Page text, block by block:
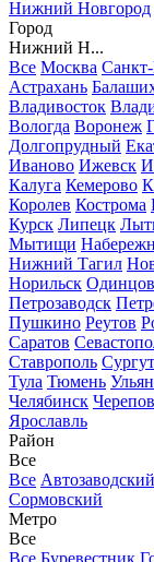
Нижний Новгород
Город
Нижний Н...
Все Москва
Астрахань
Владивосток
Вологда Воронеж
Долгопрудный
Иваново Ижевск
Калуга Кемерово
Королев Кострома
Курск Липецк
Мытищи
Нижний Тагил
Норильск
Петрозаводск
Пушкино Реутов
Саратов
Ставрополь Сургут
Тула Тюмень
Челябинск
Ярославль
Район
Все
Все Автозаводский
Сормовский
Метро
Все
Все Буревестник